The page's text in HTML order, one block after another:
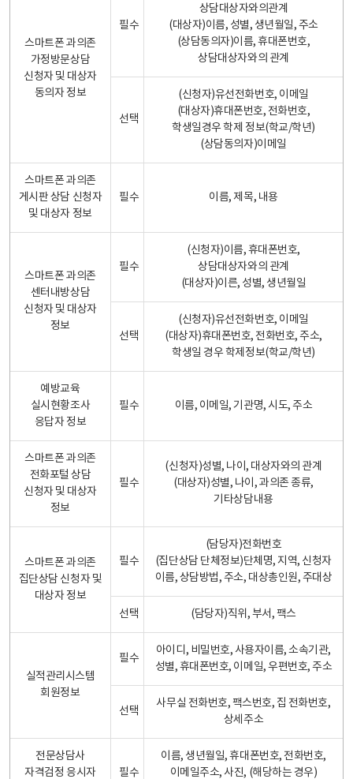
스마트폰 과의존
가정방문상담
신청자 및 대상자
동의자 정보
필수
상담대상자와의관계
(대상자)이름, 성별, 생년월일, 주소
(상담동의자)이름, 휴대폰번호,
상담대상자와의 관계
선택
(신청자)유선전화번호, 이메일
(대상자)휴대폰번호, 전화번호,
학생일경우 학제 정보(학교/학년)
(상담동의자)이메일
스마트폰 과의존
게시판 상담 신청자
및 대상자 정보
필수 이름, 제목, 내용
스마트폰 과의존
센터내방상담
신청자 및 대상자
정보
필수
(신청자)이름, 휴대폰번호,
상담대상자와의 관계
(대상자)이른, 성별, 생년월일
선택
(신청자)유선전화번호, 이메일
(대상자)휴대폰번호, 전화번호, 주소,
학생일 경우 학제정보(학교/학년)
예방교육
실시현황조사
응답자 정보
필수 이름, 이메일, 기관명, 시도, 주소
스마트폰 과의존
전화포털 상담
신청자 및 대상자
정보
필수
(신청자)성별, 나이, 대상자와의 관계
(대상자)성별, 나이, 과의존 종류,
기타상담내용
스마트폰 과의존
집단상담 신청자 및
대상자 정보
필수
(담당자)전화번호
(집단상담 단체정보)단체명, 지역, 신청자
이름, 상담방법, 주소, 대상총인원, 주대상
선택 (담당자)직위, 부서, 팩스
실적관리시스템
회원정보
필수
아이디, 비밀번호, 사용자이름, 소속기관,
성별, 휴대폰번호, 이메일, 우편번호, 주소
선택
사무실 전화번호, 팩스번호, 집 전화번호,
상세주소
전문상담사
자격검정 응시자
필수
이름, 생년월일, 휴대폰번호, 전화번호,
이메일주소, 사진, (해당하는 경우)